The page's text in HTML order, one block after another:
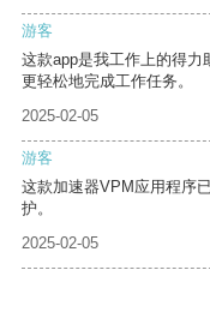
游客
这款app是我工作上的得力
更轻松地完成工作任务。
2025-02-05
游客
这款加速器VPM应用程序
护。
2025-02-05